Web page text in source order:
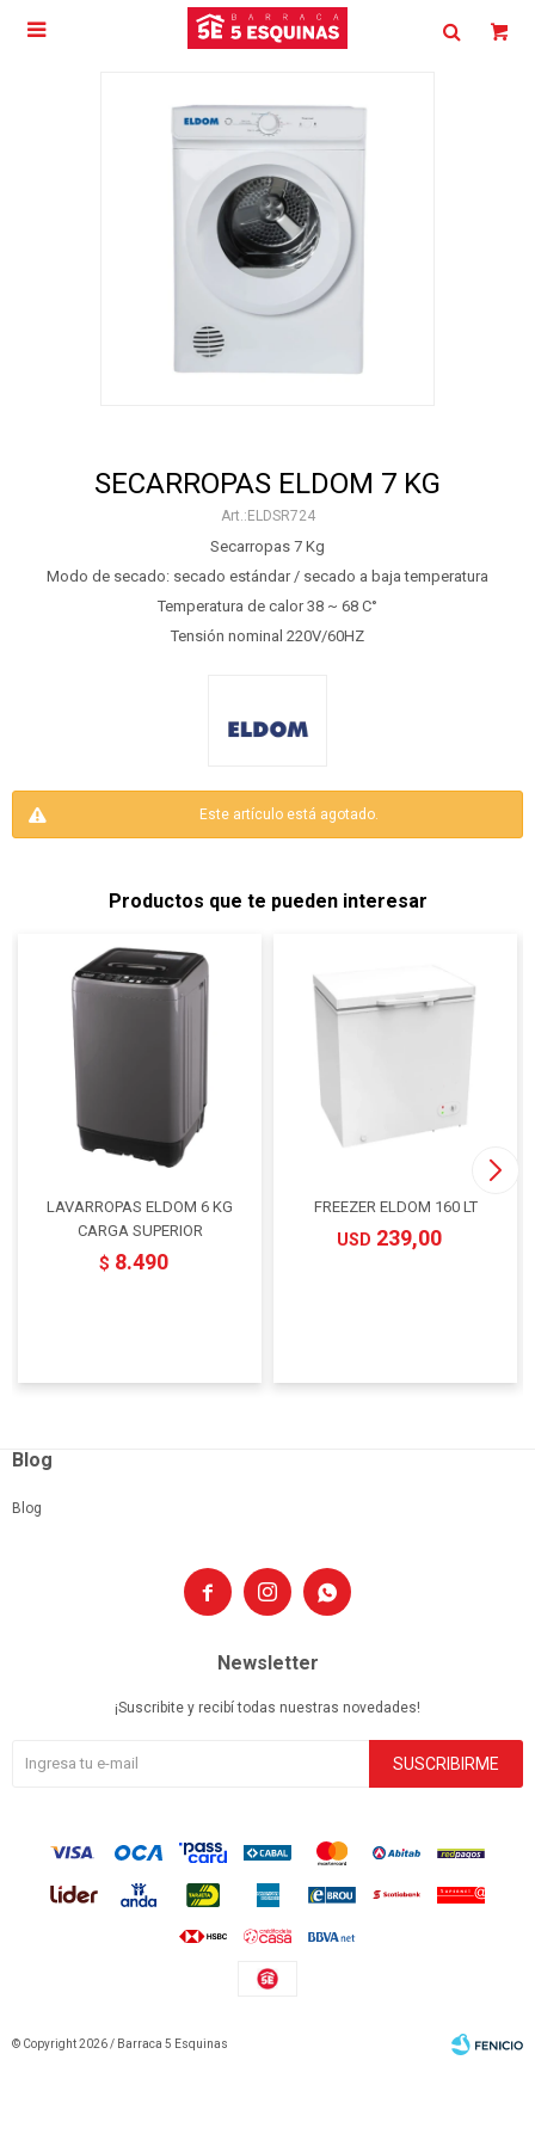

SECARROPAS ELDOM 7 KG
ELDSR724
Secarropas 7 Kg
Modo de secado: secado estándar / secado a baja temperatura
Temperatura de calor 38 ~ 68 C°
Tensión nominal 220V/60HZ
Este artículo está agotado.
Productos que te pueden interesar
LAVARROPAS ELDOM 6 KG
CARGA SUPERIOR
$ 8.490
FREEZER ELDOM 160 LT
USD 239,00
  
Blog
Blog
Newsletter
¡Suscribite y recibí todas nuestras novedades!
SUSCRIBIRME
© Copyright 2026 / Barraca 5 Esquinas